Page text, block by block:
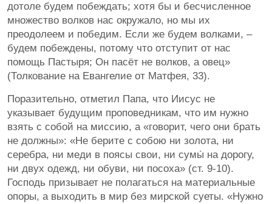
дотоле будем побеждать; хотя бы и бесчисленное
множество волков нас окружало, но мы их
преодолеем и победим. Если же будем волками, –
будем побеждены, потому что отступит от нас
помощь Пастыря; Он пасёт не волков, а овец»
(Толкование на Евангелие от Матфея, 33).
Поразительно, отметил Папа, что Иисус не
указывает будущим проповедникам, что им нужно
взять с собой на миссию, а «говорит, чего они брать
не должны»: «Не берите с собою ни золота, ни
серебра, ни меди в поясы свои, ни сумы́ на дорогу,
ни двух одежд, ни обуви, ни посоха» (ст. 9-10).
Господь призывает не полагаться на материальные
опоры, а выходить в мир без мирской суеты. «Нужно